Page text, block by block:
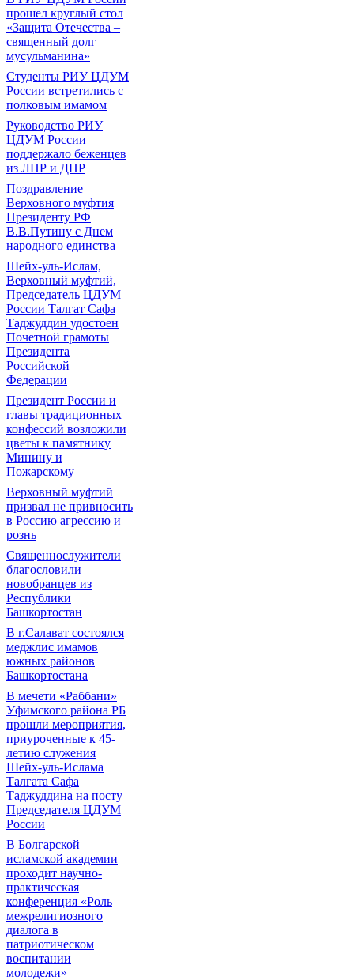
прошел круглый стол
«Защита Отечества –
священный долг
мусульманина»
Студенты РИУ ЦДУМ
России встретились с
полковым имамом
Руководство РИУ
ЦДУМ России
поддержало беженцев
из ЛНР и ДНР
Поздравление
Верховного муфтия
Президенту РФ
В.В.Путину с Днем
народного единства
Шейх-уль-Ислам,
Верховный муфтий,
Председатель ЦДУМ
России Талгат Сафа
Таджуддин удостоен
Почетной грамоты
Президента
Российской
Федерации
Президент России и
главы традиционных
конфессий возложили
цветы к памятнику
Минину и
Пожарскому
Верховный муфтий
призвал не привносить
в Россию агрессию и
рознь
Священнослужители
благословили
новобранцев из
Республики
Башкортостан
В г.Салават состоялся
меджлис имамов
южных районов
Башкортостана
В мечети «Раббани»
Уфимского района РБ
прошли мероприятия,
приуроченные к 45-
летию служения
Шейх-уль-Ислама
Талгата Сафа
Таджуддина на посту
Председателя ЦДУМ
России
В Болгарской
исламской академии
проходит научно-
практическая
конференция «Роль
межрелигиозного
диалога в
патриотическом
воспитании
молодежи»